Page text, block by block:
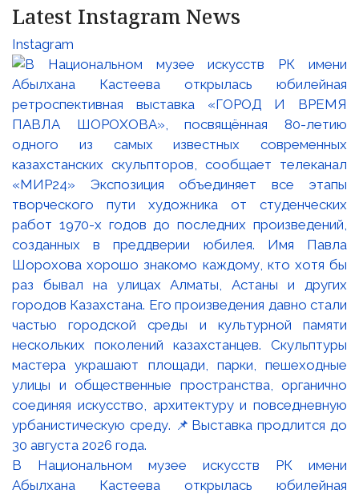
Latest Instagram News
Instagram
В Национальном музее искусств РК имени
Абылхана Кастеева открылась юбилейная